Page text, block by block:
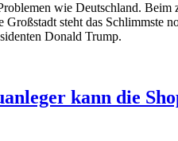
wie Deutschland.
steht das
Donald Trump.
kann die